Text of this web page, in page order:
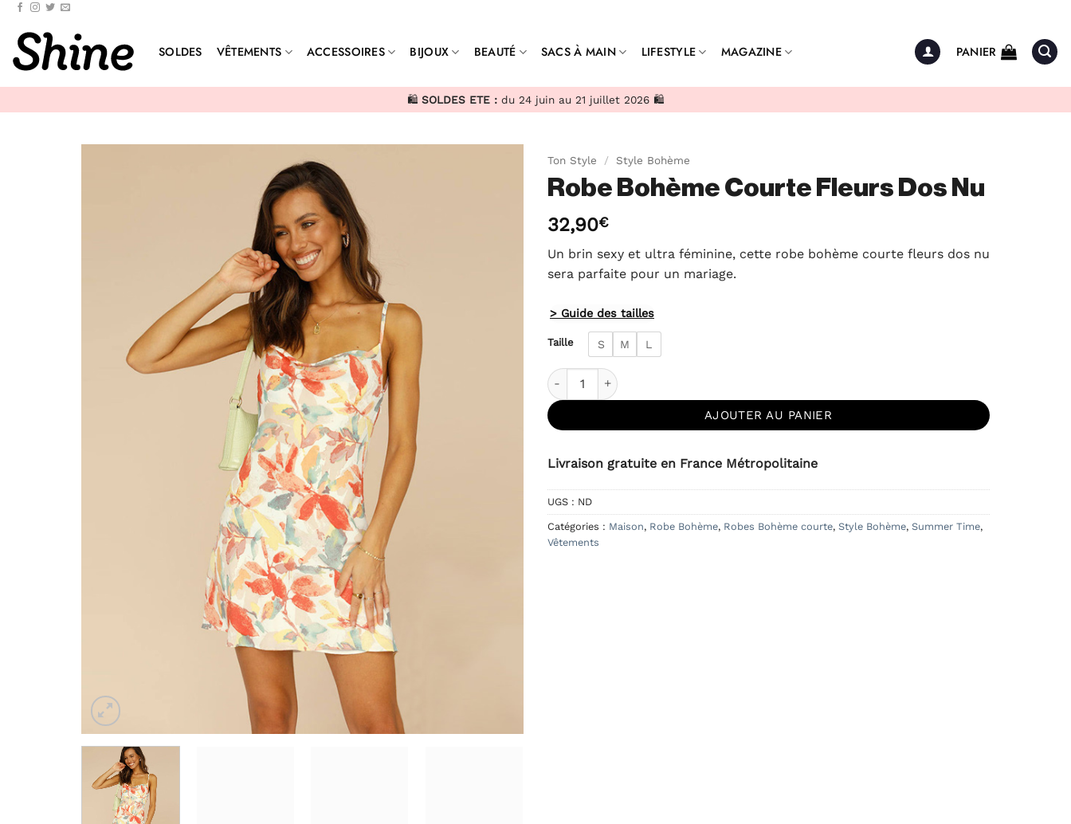
Passer
contenu
SOLDES VÊTEMENTS ACCESSOIRES BIJOUX BEAUTÉ SACS À MAIN LIFESTYLE MAGAZINE PANIER
🛍️ SOLDES ETE : du 24 juin au 21 juillet 2026 🛍️
Ton Style / Style Bohème
Robe Bohème Courte Fleurs Dos Nu
32,90€
Un brin sexy et ultra féminine, cette robe bohème courte fleurs dos nu
sera parfaite pour un mariage.
> Guide des tailles
Taille S M L
quantité de Robe Bohème Courte Fleurs Dos Nu
AJOUTER AU PANIER
Livraison gratuite en France Métropolitaine
UGS : ND
Catégories : Maison, Robe Bohème, Robes Bohème courte, Style Bohème, Summer Time,
Vêtements